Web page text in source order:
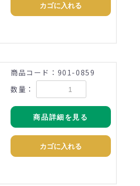
カゴに入れる
商品コード：901-0859
数量：
商品詳細を見る
カゴに入れる